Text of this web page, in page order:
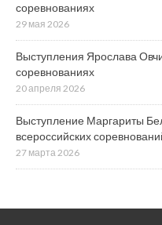
соревнованиях
29 мая 2026
Выступления Ярослава
соревнованиях
20 апреля 2026
Выступление Маргариты
всероссийских
27 марта 2026